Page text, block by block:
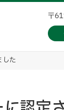
〒
した